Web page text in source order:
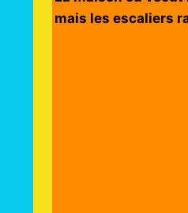
mais les escaliers